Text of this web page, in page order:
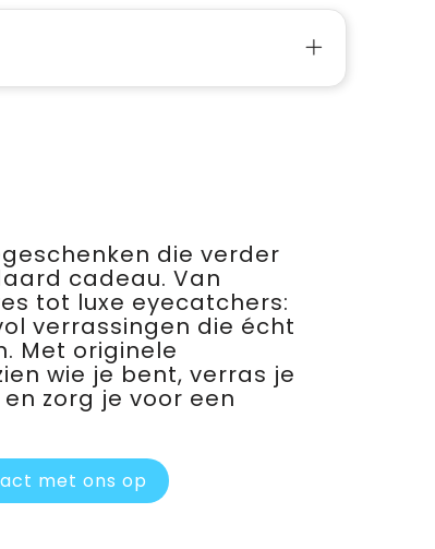
die verder
cadeau. Van
tot luxe eyecatchers:
verrassingen die écht
Met originele
wie je bent, verras je
zorg je voor een
met ons op